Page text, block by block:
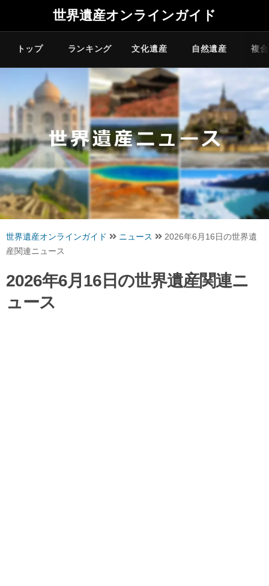
世界遺産オンラインガイド
トップ ランキング 文化遺産 自然遺産 複
世界遺産オンラインガイド ニュース
2026年6月16日の世界遺
産関連ニュース
2026年6月16日の世界遺産関連ニ
ュース